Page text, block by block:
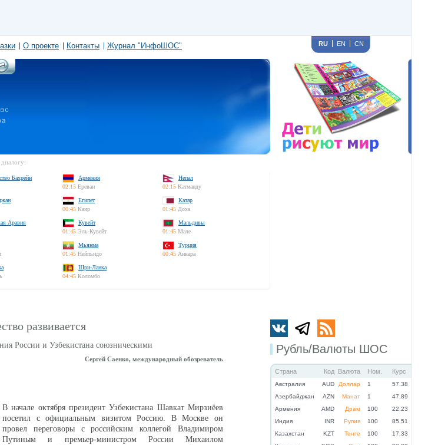
О проекте Контакты Журнал "ИнфоШОС" RU EN CN
Бахрейн
Армения
02:15 Ереван
Непал
02:15 Катманду
Египет
00:45 Каир
Катар
01:45 Доха
Аравия
Кувейт
01:45 Эль-Кувейт
Мальдивы
01:45 Мале
Мьянма
01:45 Нейпьидо
Турция
00:45 Анкара
Шри-Ланка
04:45 Коломбо
Рубль/Валюты ШОС
Страна Код Валюта Ном. Курс
Австралия AUD Доллар 1
57.38
Азербайджан
AZN Манат 1
47.89
Армения
AMD Драм 100
22.23
Индия
INR Рупия 100
85.51
Казахстан
KZT Тенге 100
17.33
развивается
России и Узбекистана союзническими
Сергей Саенко, международный обозреватель
В начале октября президент Узбекистана Шавкат Мирзиёев
посетил с официальным визитом Россию. В Москве он
провел переговоры с российским коллегой Владимиром
Путиным и премьер-министром России Михаилом